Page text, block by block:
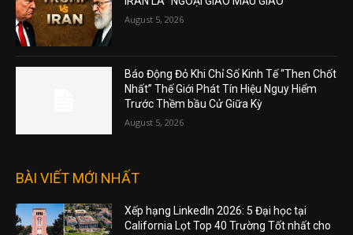
August 5, 2026
Báo Động Đỏ Khi Chỉ Số Kinh Tế “Then Chốt
Nhất” Thế Giới Phát Tín Hiệu Nguy Hiểm
Trước Thềm bầu Cử Giữa Kỳ
August 5, 2026
BÀI VIẾT MỚI NHẤT
Xếp hạng LinkedIn 2026: 5 Đại học tại
California Lọt Top 40 Trường Tốt nhất cho